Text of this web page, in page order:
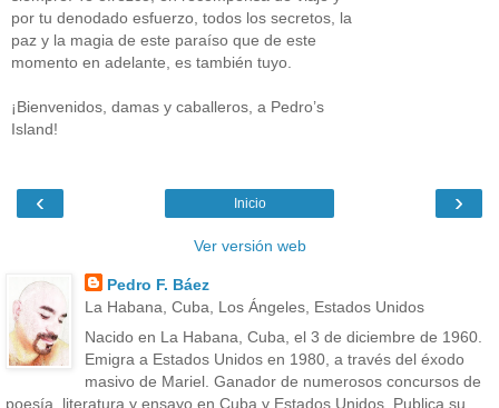
por tu denodado esfuerzo, todos los secretos, la
paz y la magia de este paraíso que de este
momento en adelante, es también tuyo.
¡Bienvenidos, damas y caballeros, a Pedro’s
Island!
‹ ›
Inicio
Ver versión web
Pedro F. Báez
La Habana, Cuba, Los Ángeles, Estados Unidos
Nacido en La Habana, Cuba, el 3 de diciembre de 1960.
Emigra a Estados Unidos en 1980, a través del éxodo
masivo de Mariel. Ganador de numerosos concursos de
poesía, literatura y ensayo en Cuba y Estados Unidos. Publica su